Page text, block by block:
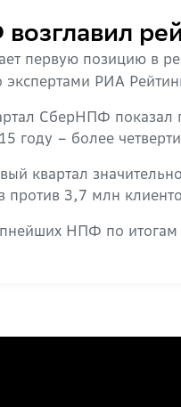
первую позицию в
экспертами РИА
СберНПФ показал
году – более
квартал
против 3,7 млн
НПФ по итогам